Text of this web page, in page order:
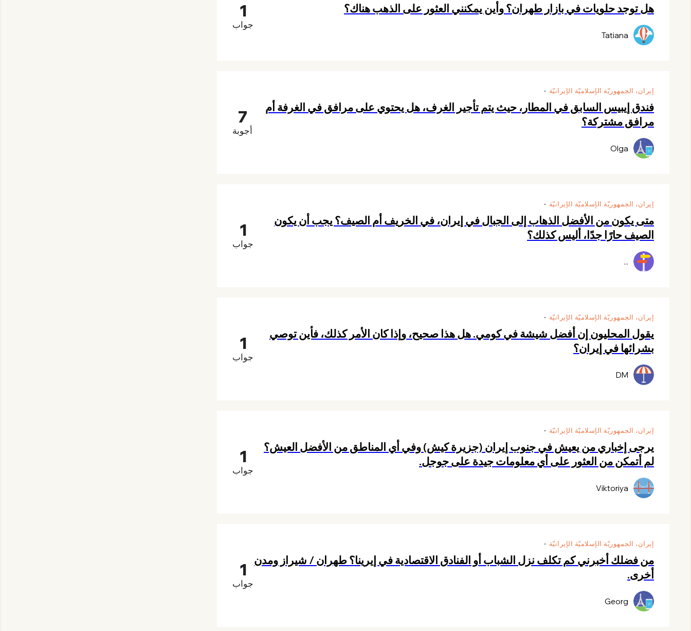
هل توجد حلويات في بازار طهران؟ وأين يمكنني العثور على الذهب هناك؟
Tatiana
1
جواب
إيران، الجمهوريّة الإسلاميّة الإيرانيّة
فندق إيبيس السابق في المطار، حيث يتم تأجير الغرف، هل يحتوي على مرافق في الغرفة أم
مرافق مشتركة؟
Olga
7
أجوبة
إيران، الجمهوريّة الإسلاميّة الإيرانيّة
متى يكون من الأفضل الذهاب إلى الجبال في إيران، في الخريف أم الصيف؟ يجب أن يكون
الصيف حارًا جدًا، أليس كذلك؟
...
1
جواب
إيران، الجمهوريّة الإسلاميّة الإيرانيّة
يقول المحليون إن أفضل شيشة في كومي. هل هذا صحيح، وإذا كان الأمر كذلك، فأين توصي
بشرائها في إيران؟
DM
1
جواب
إيران، الجمهوريّة الإسلاميّة الإيرانيّة
يرجى إخباري من يعيش في جنوب إيران (جزيرة كيش) وفي أي المناطق من الأفضل العيش؟
لم أتمكن من العثور على أي معلومات جيدة على جوجل.
Viktoriya
1
جواب
إيران، الجمهوريّة الإسلاميّة الإيرانيّة
من فضلك أخبرني كم تكلف نزل الشباب أو الفنادق الاقتصادية في إيرينا؟ طهران / شيراز ومدن
أخرى.
Georg
1
جواب